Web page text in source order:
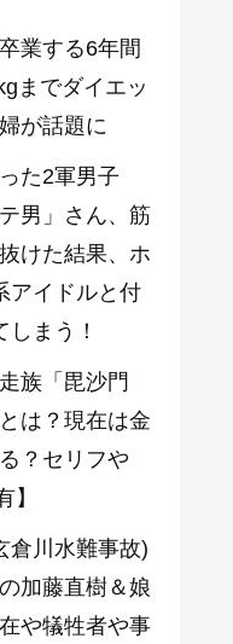
業する6年間
までダイエッ
が話題に
た2軍男子
男」さん、筋
けた結果、ホ
アイドルと付
まう！
族「毘沙門
は？現在は金
？セリフや
】
倉川水難事故)
加藤直樹＆娘
や犠牲者や事